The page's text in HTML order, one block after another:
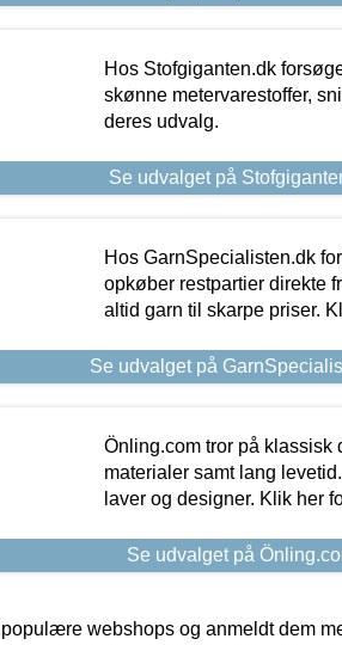
Hos Stofgiganten.dk
skønne metervarestoffer,
deres udvalg.
Se udvalget på
Hos GarnSpecialisten.dk
opkøber restpartier direkte
altid garn til skarpe priser.
Se udvalget på
Önling.com tror på
materialer samt lang
laver og designer. Klik her
Se udvalget på
webshops og anmeldt dem